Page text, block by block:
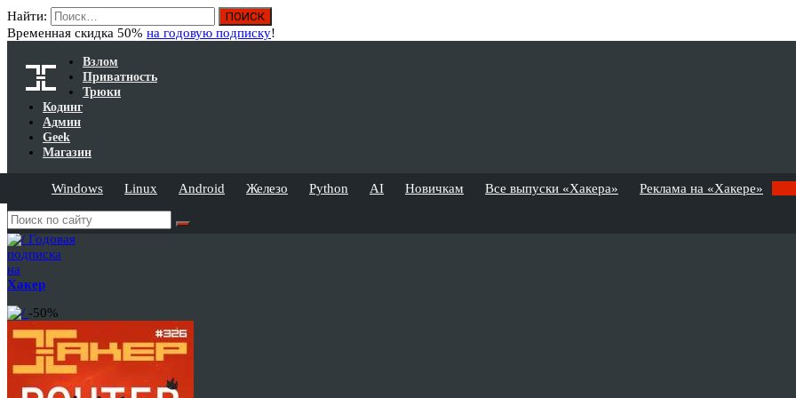
Найти:
Временная скидка 50% на годовую подписку!
Взлом
Приватность
Трюки
Кодинг
Админ
Geek
Магазин
Windows Linux Android Железо Python AI Новичкам Все выпуски «Хакера» Реклама на «Хакере»
Годовая
подписка
на
Хакер
-50%